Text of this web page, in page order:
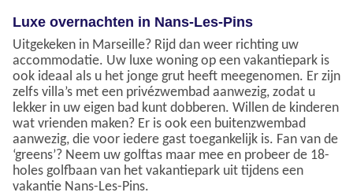
Luxe overnachten in Nans-Les-Pins
Uitgekeken in Marseille? Rijd dan weer richting uw
accommodatie. Uw luxe woning op een vakantiepark is
ook ideaal als u het jonge grut heeft meegenomen. Er zijn
zelfs villa’s met een privézwembad aanwezig, zodat u
lekker in uw eigen bad kunt dobberen. Willen de kinderen
wat vrienden maken? Er is ook een buitenzwembad
aanwezig, die voor iedere gast toegankelijk is. Fan van de
‘greens’? Neem uw golftas maar mee en probeer de 18-
holes golfbaan van het vakantiepark uit tijdens een
vakantie Nans-Les-Pins.